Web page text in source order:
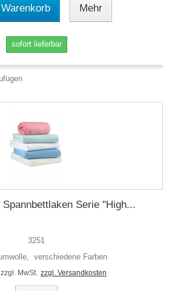
Mehr
sofort lieferbar
Serie "High...
3251
verschiedene Farben
zzgl. MwSt. zzgl. Versandkosten